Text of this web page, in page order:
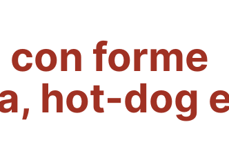
con forme
hot-dog